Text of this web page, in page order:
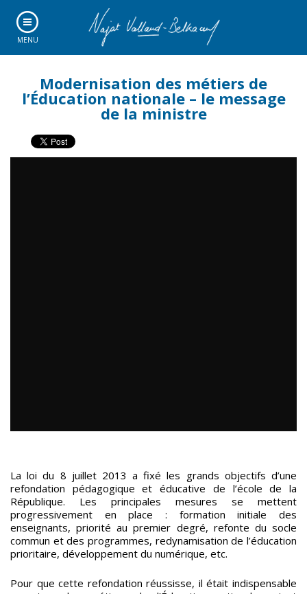
MENU
Modernisation des métiers de
l’Éducation nationale – le message
de la ministre
La loi du 8 juillet 2013 a fixé les grands objectifs d’une
refondation pédagogique et éducative de l’école de la
République. Les principales mesures se mettent
progressivement en place : formation initiale des
enseignants, priorité au premier degré, refonte du socle
commun et des programmes, redynamisation de l’éducation
prioritaire, développement du numérique, etc.
Pour que cette refondation réussisse, il était indispensable